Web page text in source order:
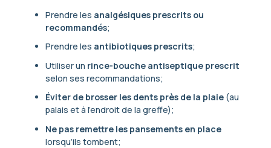
Prendre les analgésiques prescrits ou
recommandés;
Prendre les antibiotiques prescrits;
Utiliser un rince-bouche antiseptique prescrit
selon ses recommandations;
Éviter de brosser les dents près de la plaie (au
palais et à l’endroit de la greffe);
Ne pas remettre les pansements en place
lorsqu’ils tombent;